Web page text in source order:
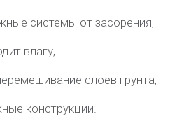
системы от засорения,
влагу,
слоев грунта,
конструкции.